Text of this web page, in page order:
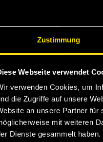
Zustimmung
Webseite verwendet
verwenden Cookies, um
die Zugriffe auf unsere
an unsere Partner für
mit weiteren
Dienste gesammelt haben.